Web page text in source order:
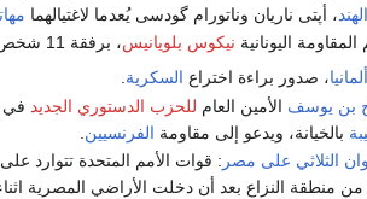
الهند، أپتى ناريان وناتورام گودسى يُعدما لاغتيالهما
اليونانية نيكوس بلويانيس، برفقة 11 شخص من أفراد المقاومة، يُحكم عليهم بالإعدام من قبل
ألمانيا، صدور براءة اختراع السكرية.
بن يوسف الأمين العام للحزب الدستوري الجديد في
بالخيانة، ويدعو إلى مقاومة الفرنسيين
الثلاثي على مصر : قوات الأمم المتحدة تتوارد
من منطقة النزاع بعد أن دخلت الأراضي المصرية